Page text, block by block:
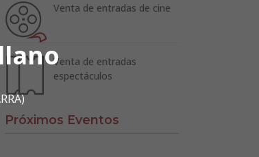
Venta de entradas de cine
Venta de entradas
espectáculos
Próximos Eventos